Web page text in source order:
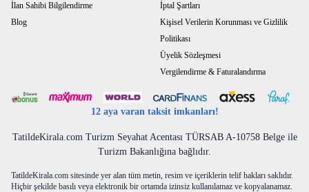
İlan Sahibi Bilgilendirme
Blog
İptal Şartları
Kişisel Verilerin Korunması ve Gizlilik
Politikası
Üyelik Sözleşmesi
Vergilendirme & Faturalandırma
12 aya varan taksit imkanları!
TatildeKirala.com Turizm Seyahat Acentası TÜRSAB A-10758 Belge ile
Turizm Bakanlığına bağlıdır.
TatildeKirala.com sitesinde yer alan tüm metin, resim ve içeriklerin telif hakları saklıdır.
Hiçbir şekilde basılı veya elektronik bir ortamda izinsiz kullanılamaz ve kopyalanamaz.